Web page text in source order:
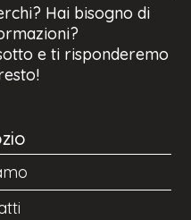
Hai bisogno di
e ti risponderemo